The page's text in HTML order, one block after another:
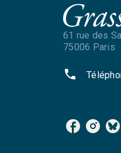
61 rue des
75006 Paris
phone